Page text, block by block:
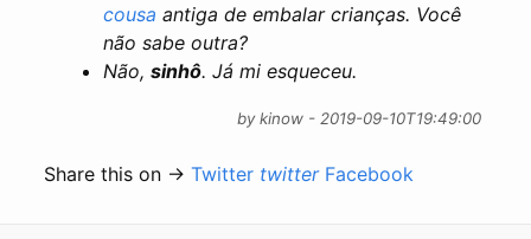
cousa antiga de embalar crianças. Você
não sabe outra?
Não,sinhô. Já mi esqueceu.
by kinow - 2019-09-10T19:49:00
Share this on →Twitter twitter Facebook